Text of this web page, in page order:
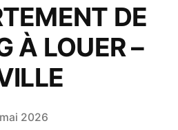
DE
À LOUER –
2026